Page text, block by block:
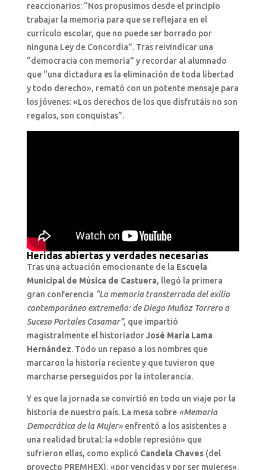
reaccionarios: “Nos propusimos desde el principio
trabajar la memoria para que se reflejara en el
currículo escolar, que no puede ser borrado por
ninguna Ley de Concordia”. Tras reivindicar una
“democracia con memoria” y recordar al alumnado
que “una dictadura es la eliminación de toda libertad
y todo derecho», remató con un potente mensaje para
los jóvenes: «Los derechos de los que disfrutáis no son
regalos, son conquistas”.
Heridas abiertas y verdades necesarias
Tras una actuación emocionante de la Escuela
Municipal de Música de Castuera, llegó la primera
gran conferencia “La memoria transterrada del exilio
contemporáneo extremeño: de Diego Muñoz Torrero a
Suceso Portales Casamar”, que impartió
magistralmente el historiadorJosé María Lama
Hernández. Todo un repaso a los nombres que
marcaron la historia reciente y que tuvieron que
marcharse perseguidos por la intolerancia.
Y es que la jornada se convirtió en todo un viaje por la
historia de nuestro país. La mesa sobre «Memoria
Democrática de la Mujer»enfrentó a los asistentes a
una realidad brutal: la «doble represión» que
sufrieron ellas, como explicó Candela Chaves(del
proyecto PREMHEX), «por vencidas y por ser mujeres».